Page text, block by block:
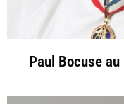
Paul Bocuse